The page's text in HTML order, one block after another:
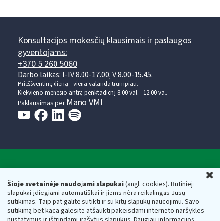
Šioje svetainėje naudojami slapukai(angl. cookies). Būtinieji
slapukai įdiegiami automatiškai ir jiems nėra reikalingas Jūsų
sutikimas. Taip pat galite sutikti ir su kitų slapukų naudojimu. Savo
sutikimą bet kada galėsite atšaukti pakeisdami interneto naršyklės
Konsultacijos mokesčių klausimais ir paslaugos
gyventojams:
+370 5 260 5060
Darbo laikas: I-IV 8.00-17.00, V 8.00-15.45.
Prieššventinę dieną - viena valanda trumpiau.
Kiekvieno mėnesio antrą penktadienį 8.00 val. - 12.00 val.
Paklausimas per Mano VMI
Respublikos finansų ministerijos
Biudžetinė įstaiga. Juridinio asmens kodas — 188659752,
adresas: Vasario 16-osios g. 14, 01107 Vilnius, Lietuva, el.paštas:
vmi@vmi.lt, E. pristatymo dėžutės adresas 188659752